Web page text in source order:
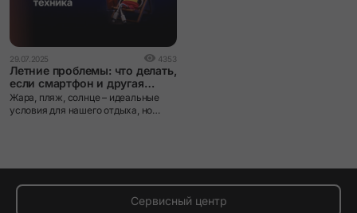
29.07.2025 4353
Летние проблемы: что делать,
если смартфон и другая
техника перегрелись на
пляже?
Жара, пляж, солнце – идеальные
условия для нашего отдыха, но
начинает тормозить или внезапно
отключается. Чаще всего причина –Сервисный центр